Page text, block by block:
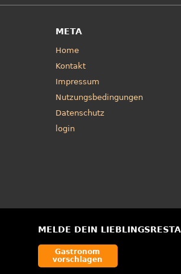
META
Home
Kontakt
Impressum
Nutzungsbedingungen
Datenschutz
login
MELDE DEIN
Gastronom
vorschlagen